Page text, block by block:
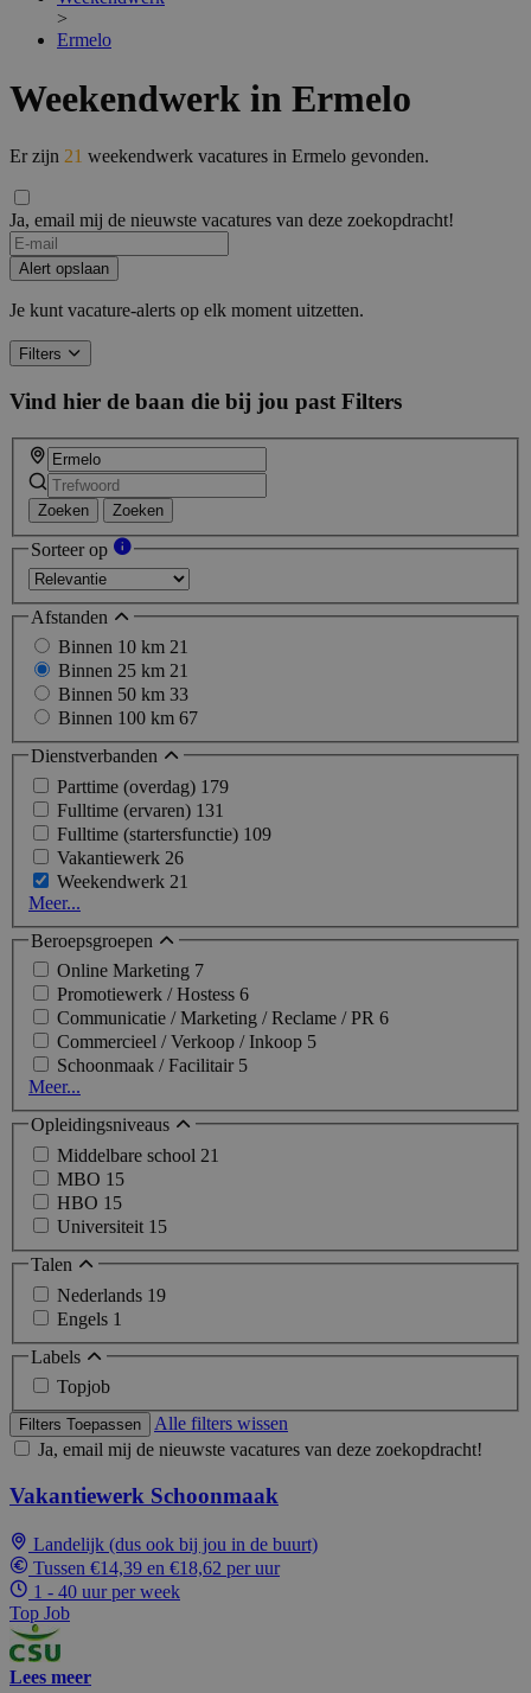
>
Ermelo
Weekendwerk in Ermelo
Er zijn 21 weekendwerk vacatures in Ermelo gevonden.
Ja, email mij de nieuwste vacatures van deze zoekopdracht!
Alert opslaan
Je kunt vacature-alerts op elk moment uitzetten.
Filters
Vind hier de baan die bij jou past Filters
Zoeken Zoeken
Sorteer op
Afstanden
Binnen 10 km 21
Binnen 25 km 21
Binnen 50 km 33
Binnen 100 km 67
Dienstverbanden
Parttime (overdag) 179
Fulltime (ervaren) 131
Fulltime (startersfunctie) 109
Vakantiewerk 26
Weekendwerk 21
Meer...
Beroepsgroepen
Online Marketing 7
Promotiewerk / Hostess 6
Communicatie / Marketing / Reclame / PR 6
Commercieel / Verkoop / Inkoop 5
Schoonmaak / Facilitair 5
Meer...
Opleidingsniveaus
Middelbare school 21
MBO 15
HBO 15
Universiteit 15
Talen
Nederlands 19
Engels 1
Labels
Topjob
Filters Toepassen
Alle filters wissen
Ja, email mij de nieuwste vacatures van deze zoekopdracht!
Vakantiewerk Schoonmaak
Landelijk (dus ook bij jou in de buurt)
Tussen €14,39 en €18,62 per uur
1 - 40 uur per week
Top Job
Lees meer